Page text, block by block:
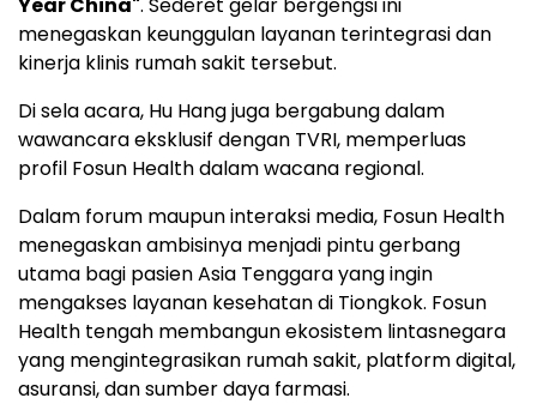
menegaskan keunggulan layanan terintegrasi dan
kinerja klinis rumah sakit tersebut.
Di sela acara, Hu Hang juga bergabung dalam
wawancara eksklusif dengan TVRI, memperluas
profil Fosun Health dalam wacana regional.
Dalam forum maupun interaksi media, Fosun Health
menegaskan ambisinya menjadi pintu gerbang
utama bagi pasien Asia Tenggara yang ingin
mengakses layanan kesehatan di Tiongkok. Fosun
Health tengah membangun ekosistem lintasnegara
yang mengintegrasikan rumah sakit, platform digital,
asuransi, dan sumber daya farmasi.